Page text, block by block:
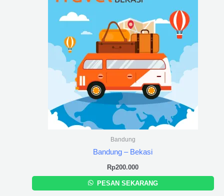
Bandung
Bandung – Bekasi
Rp200.000
PESAN SEKARANG